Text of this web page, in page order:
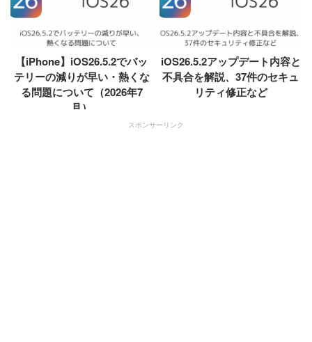
【iPhone】iOS26.5.2でバッ
テリーの減りが早い・熱くな
る問題について（2026年7
月）
iOS26.5.2アップデート内容と
不具合を解説、37件のセキュ
リティ修正など
スポンサーリンク